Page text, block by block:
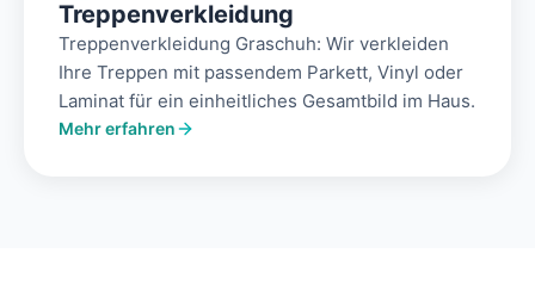
Treppenverkleidung
Treppenverkleidung Graschuh: Wir verkleiden
Ihre Treppen mit passendem Parkett, Vinyl oder
Laminat für ein einheitliches Gesamtbild im Haus.
Mehr erfahren